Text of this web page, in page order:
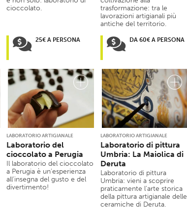
cioccolato.
25€ A PERSONA
trasformazione: tra le
lavorazioni artigianali più
antiche del territorio.
DA 60€ A PERSONA
LABORATORIO ARTIGIANALE
Laboratorio del
cioccolato a Perugia
Il laboratorio del cioccolato
a Perugia è un’esperienza
all’insegna del gusto e del
divertimento!
LABORATORIO ARTIGIANALE
Laboratorio di pittura
Umbria: La Maiolica di
Deruta
Laboratorio di pittura
Umbria: vieni a scoprire
praticamente l’arte storica
della pittura artigianale delle
ceramiche di Deruta.